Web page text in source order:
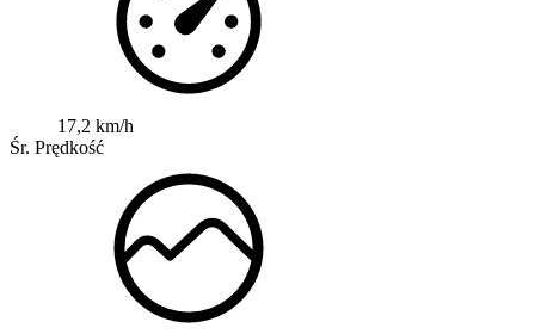
17,2 km/h
Śr. Prędkość